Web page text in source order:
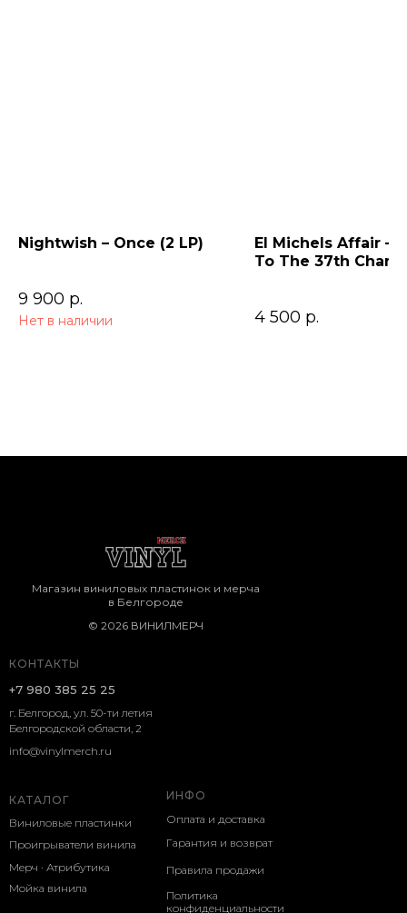
Nightwish – Once (2 LP)
9 900 р.
Нет в наличии
El Michels Affair –
To The 37th
4 500 р.
КОНТАКТЫ
г. Белгород, ул. 50-ти летия
Белгородской области, 2
КАТАЛОГ
Виниловые пластинки
ИНФО
Оплата и доставка
+7 980 385 25 25
Магазин виниловых пластинок и мерча
в Белгороде
Проигрыватели винила
Мерч · Атрибутика
Мойка винила
Гарантия и возврат
Политика
конфиденциальности
Правила продажи
© 2026 ВИНИЛМЕРЧ
info@vinylmerch.ru